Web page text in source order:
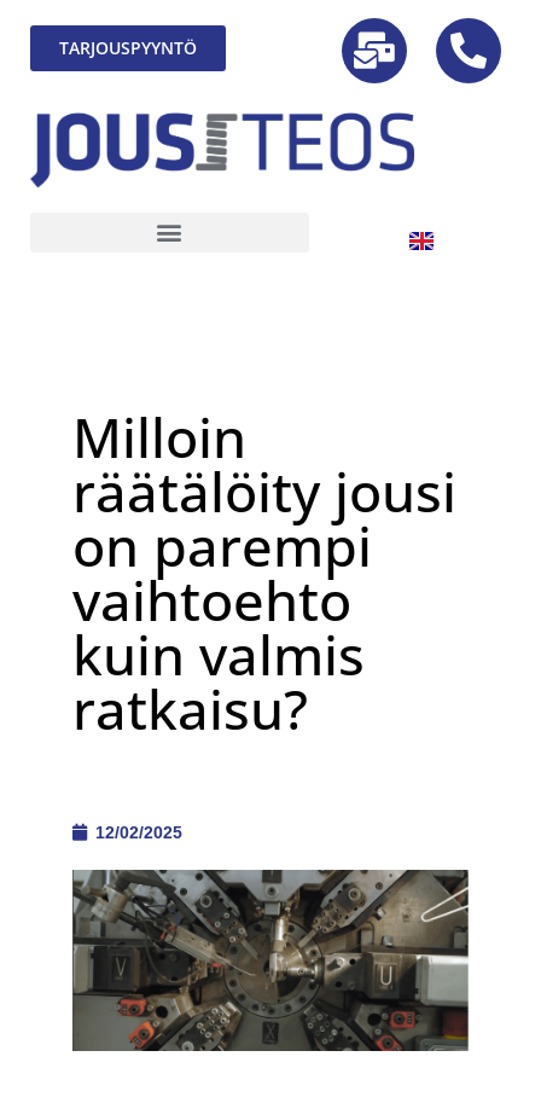
TARJOUSPYYNTÖ
Milloin
räätälöity jousi
on parempi
vaihtoehto
kuin valmis
ratkaisu?
12/02/2025